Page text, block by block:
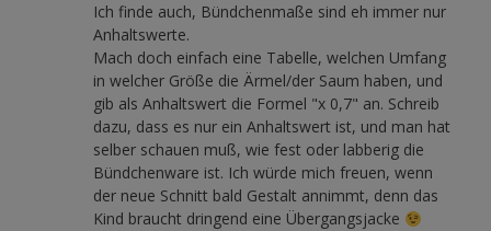
Ich finde auch, Bündchenmaße sind eh immer nur
Anhaltswerte.
Mach doch einfach eine Tabelle, welchen Umfang
in welcher Größe die Ärmel/der Saum haben, und
gib als Anhaltswert die Formel "x 0,7" an. Schreib
dazu, dass es nur ein Anhaltswert ist, und man hat
selber schauen muß, wie fest oder labberig die
Bündchenware ist. Ich würde mich freuen, wenn
der neue Schnitt bald Gestalt annimmt, denn das
Kind braucht dringend eine Übergangsjacke